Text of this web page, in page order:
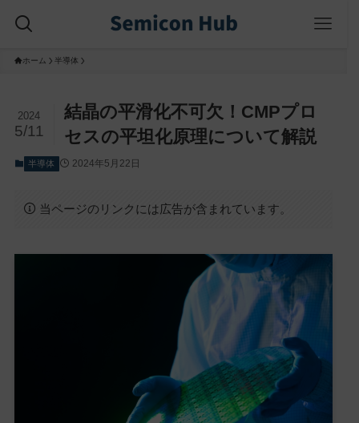
ホーム 半導体
結晶の平滑化不可欠！CMPプロ
セスの平坦化原理について解説
2024
5/11
半導体 2024年5月22日
当ページのリンクには広告が含まれています。